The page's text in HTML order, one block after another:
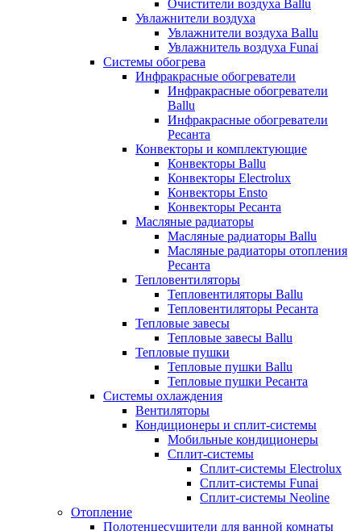
Очистители воздуха Ballu
Увлажнители воздуха
Увлажнители воздуха Ballu
Увлажнитель воздуха Funai
Системы обогрева
Инфракрасные обогреватели
Инфракрасные обогреватели
Ballu
Инфракрасные обогреватели
Ресанта
Конвекторы и комплектующие
Конвекторы Ballu
Конвекторы Electrolux
Конвекторы Ensto
Конвекторы Ресанта
Масляные радиаторы
Масляные радиаторы Ballu
Масляные радиаторы отопления
Ресанта
Тепловентиляторы
Тепловентиляторы Ballu
Тепловентиляторы Ресанта
Тепловые завесы
Тепловые завесы Ballu
Тепловые пушки
Тепловые пушки Ballu
Тепловые пушки Ресанта
Системы охлаждения
Вентиляторы
Кондиционеры и сплит-системы
Мобильные кондиционеры
Сплит-системы
Сплит-системы Electrolux
Сплит-системы Funai
Сплит-системы Neoline
Отопление
Полотенцесушители для ванной комнаты